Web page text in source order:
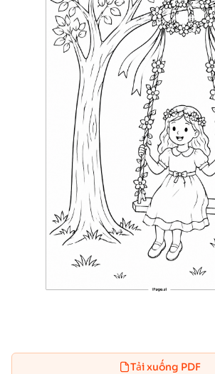
Tải xuống PDF